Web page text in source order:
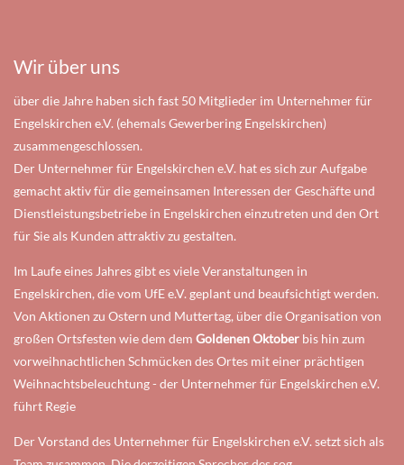
Wir über uns
über die Jahre haben sich fast 50 Mitglieder im Unternehmer für
Engelskirchen e.V. (ehemals Gewerbering Engelskirchen)
zusammengeschlossen.
Der Unternehmer für Engelskirchen e.V. hat es sich zur Aufgabe
gemacht aktiv für die gemeinsamen Interessen der Geschäfte und
Dienstleistungsbetriebe in Engelskirchen einzutreten und den Ort
für Sie als Kunden attraktiv zu gestalten.
Im Laufe eines Jahres gibt es viele Veranstaltungen in
Engelskirchen, die vom UfE e.V. geplant und beaufsichtigt werden.
Von Aktionen zu Ostern und Muttertag, über die Organisation von
großen Ortsfesten wie dem dem Goldenen Oktober bis hin zum
vorweihnachtlichen Schmücken des Ortes mit einer prächtigen
Weihnachtsbeleuchtung - der Unternehmer für Engelskirchen e.V.
führt Regie
Der Vorstand des Unternehmer für Engelskirchen e.V. setzt sich als